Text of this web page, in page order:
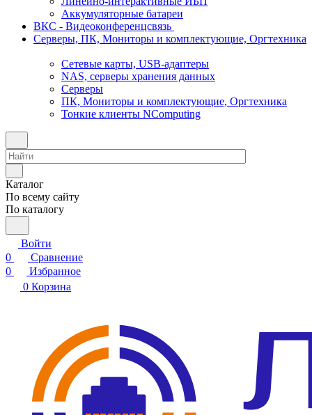
Аккумуляторные батареи
ВКС - Видеоконференцсвязь
Серверы, ПК, Мониторы и комплектующие, Оргтехника
Сетевые карты, USB-адаптеры
NAS, серверы хранения данных
Серверы
ПК, Мониторы и комплектующие, Оргтехника
Тонкие клиенты NComputing
Каталог
По всему сайту
По каталогу
Войти
0
Сравнение
0
Избранное
0 Корзина